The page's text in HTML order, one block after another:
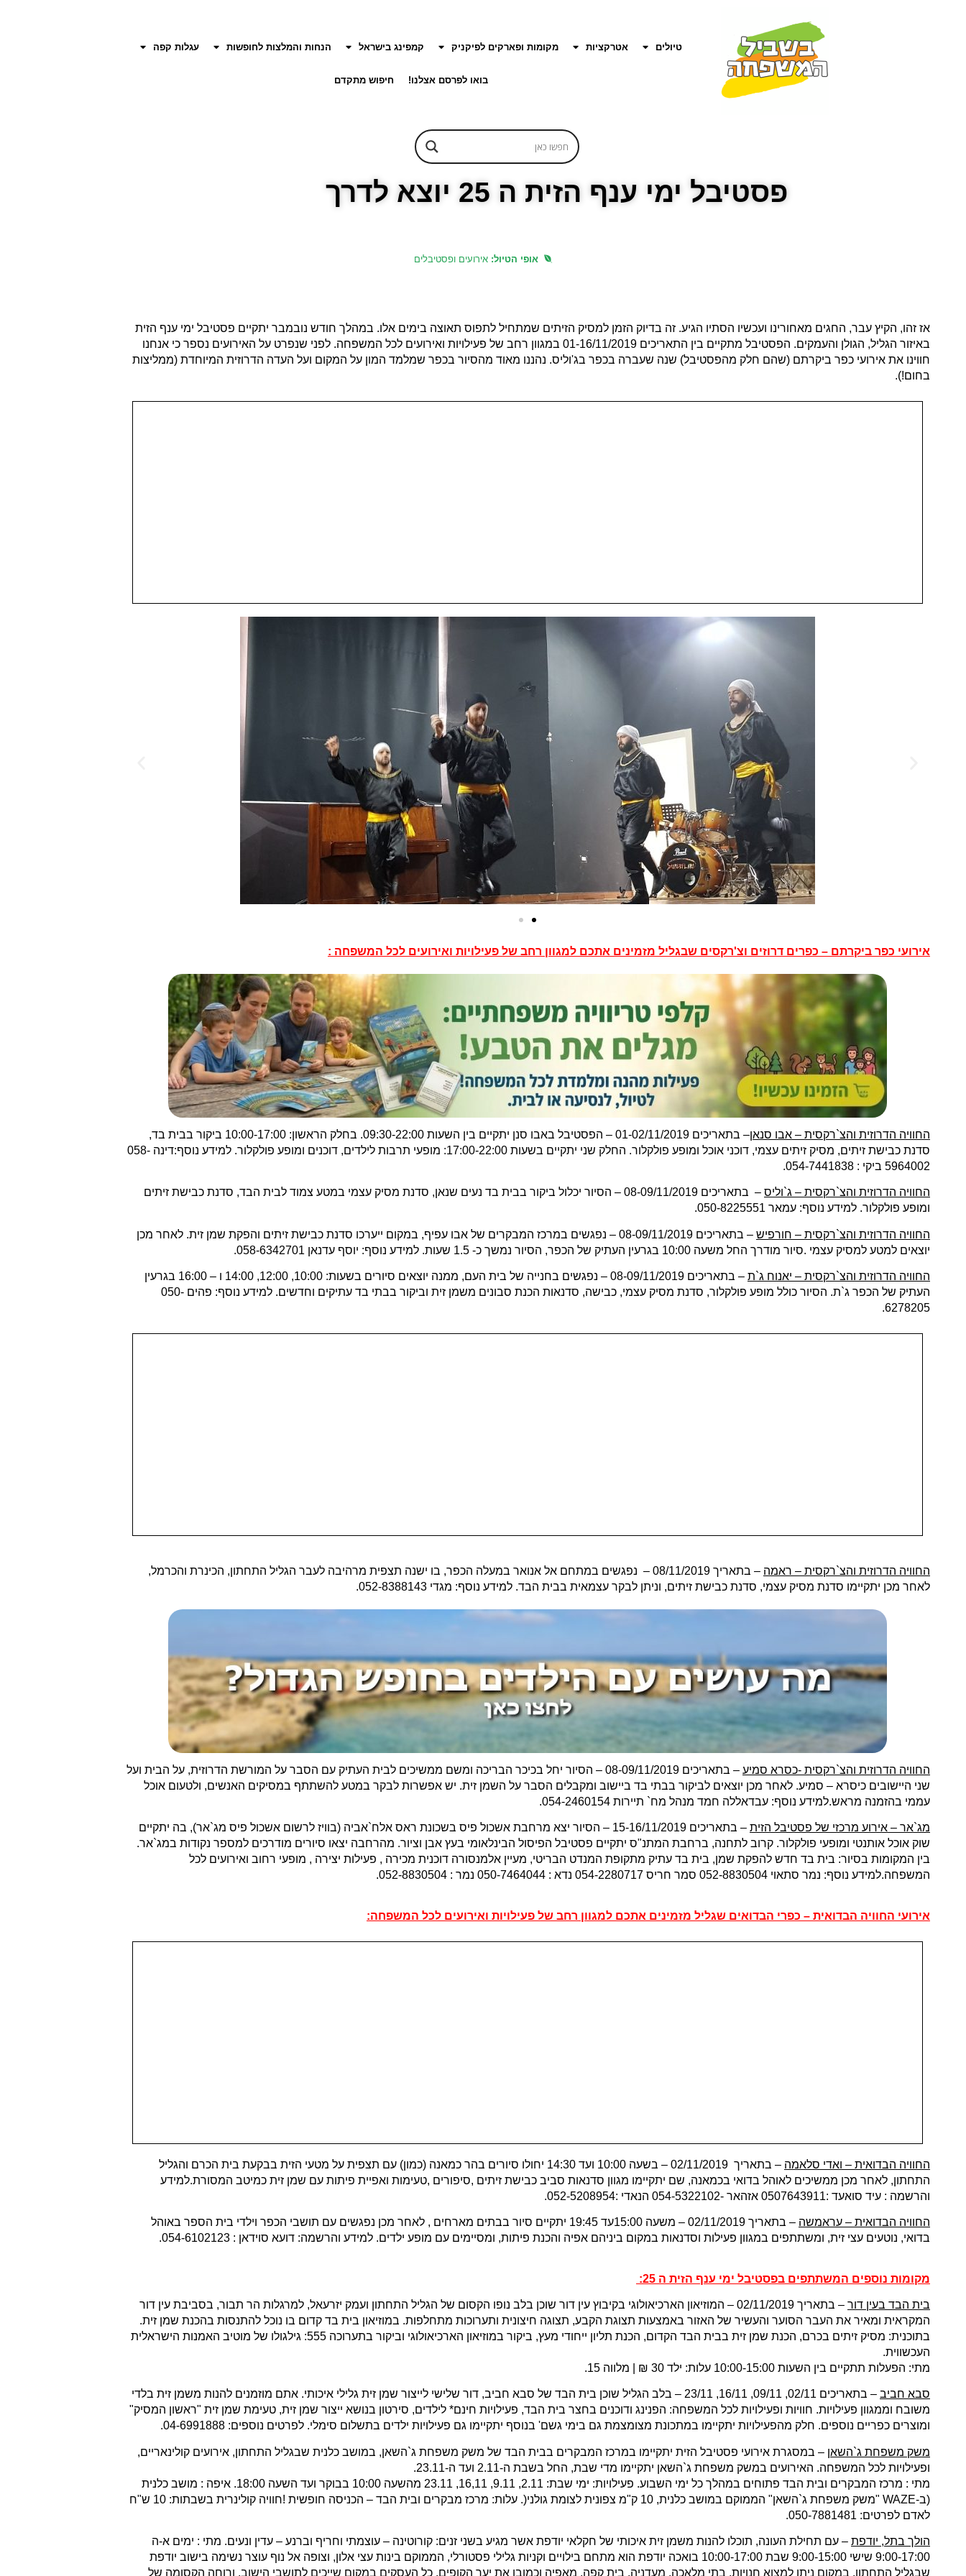
טיולים אטרקציות מקומות ופארקים לפיקניק קמפינג בישראל הנחות והמלצות לחופשות עגלות קפה
בואו לפרסם אצלנו! חיפוש מתקדם
פסטיבל ימי ענף הזית ה 25 יוצא לדרך
אופי הטיול: אירועים ופסטיבלים
אז זהו, הקיץ עבר, החגים מאחורינו ועכשיו הסתיו הגיע. זה בדיוק הזמן למסיק הזיתים שמתחיל לתפוס תאוצה בימים אלו. במהלך חודש נובמבר יתקיים פסטיבל ימי ענף הזית
באיזור הגליל, הגולן והעמקים. הפסטיבל מתקיים בין התאריכים 01-16/11/2019 במגוון רחב של פעילויות ואירועים לכל המשפחה. לפני שנפרט על האירועים נספר כי אנחנו
חווינו את אירועי כפר ביקרתם (שהם חלק מהפסטיבל) שנה שעברה בכפר בג'וליס. נהננו מאוד מהסיור בכפר שמלמד המון על המקום ועל העדה הדרוזית המיוחדת (ממליצות
בחום!).
אירועי כפר ביקרתם – כפרים דרוזים וצ'רקסים שבגליל מזמינים אתכם למגוון רחב של פעילויות ואירועים לכל המשפחה :
החוויה הדרוזית והצ`רקסית – אבו סנאן
– בתאריכים 01-02/11/2019 – הפסטיבל באבו סנן יתקיים בין השעות 09:30-22:00. בחלק הראשון: 10:00-17:00 ביקור בבית בד,
סדנת כבישת זיתים, מסיק זיתים עצמי, דוכני אוכל ומופע פולקלור. החלק שני יתקיים בשעות 17:00-22:00: מופעי תרבות לילדים, דוכנים ומופע פולקלור. למידע נוסף:דינה 058-
5964002 ביקי : 054-7441838.
החוויה הדרוזית והצ`רקסית – ג`וליס
– בתאריכים 08-09/11/2019 – הסיור יכלול ביקור בבית בד נעים שנאן, סדנת מסיק עצמי במטע צמוד לבית הבד, סדנת כבישת זיתים
ומופע פולקלור. למידע נוסף: עמאר 050-8225551.
החוויה הדרוזית והצ`רקסית – חורפיש
– בתאריכים 08-09/11/2019 – נפגשים במרכז המבקרים של אבו עפיף, במקום ייערכו סדנת כבישת זיתים והפקת שמן זית. לאחר מכן
יוצאים למטע למסיק עצמי .סיור מודרך החל משעה 10:00 בגרעין העתיק של הכפר, הסיור נמשך כ- 1.5 שעות. למידע נוסף: יוסף עדנאן 058-6342701.
החוויה הדרוזית והצ`רקסית – יאנוח ג`ת
– בתאריכים 08-09/11/2019 – נפגשים בחנייה של בית העם, ממנה יוצאים סיורים בשעות: 10:00, 12:00, 14:00 ו – 16:00 בגרעין
העתיק של הכפר ג`ת. הסיור כולל מופע פולקלור, סדנת מסיק עצמי, כבישה, סדנאות הכנת סבונים משמן זית וביקור בבתי בד עתיקים וחדשים. למידע נוסף: פהים 050-
6278205.
החוויה הדרוזית והצ`רקסית – ראמה
– בתאריך 08/11/2019 – נפגשים במתחם אל אנואר במעלה הכפר, בו ישנה תצפית מרהיבה לעבר הגליל התחתון, הכינרת והכרמל,
לאחר מכן יתקיימו סדנת מסיק עצמי, סדנת כבישת זיתים, וניתן לבקר עצמאית בבית הבד. למידע נוסף: מגדי 052-8388143.
החוויה הדרוזית והצ`רקסית -כסרא סמיע
– בתאריכים 08-09/11/2019 – הסיור יחל בכיכר הבריכה ומשם ממשיכים לבית העתיק עם הסבר על המורשת הדרוזית, על הבית ועל
שני היישובים כיסרא – סמיע. לאחר מכן יוצאים לביקור בבתי בד ביישוב ומקבלים הסבר על השמן זית. יש אפשרות לבקר במטע להשתתף במסיקים האנשים, ולטעום אוכל
עממי בהזמנה מראש.למידע נוסף: עבדאללה חמד מנהל מח` תיירות 054-2460154.
מג`אר – אירוע מרכזי של פסטיבל הזית
– בתאריכים 15-16/11/2019 – הסיור יצא מרחבת אשכול פיס בשכונת ראס אלח`אביה (בוויז לרשום אשכול פיס מג`אר), בה יתקיים
שוק אוכל אותנטי ומופעי פולקלור. קרוב לתחנה, ברחבת המתנ"ס יתקיים פסטיבל הפיסול הבינלאומי בעץ אבן וציור. מהרחבה יצאו סיורים מודרכים למספר נקודות במג`אר.
בין המקומות בסיור: בית בד חדש להפקת שמן, בית בד עתיק מתקופת המנדט הבריטי, מעיין אלמנסורה דוכנית מכירה , פעילות יצירה , מופעי רחוב ואירועים לכל
המשפחה.למידע נוסף: נמר סתאוי 052-8830504 סמר חריס 054-2280717 נדא : 050-7464044 נמר : 052-8830504.
אירועי החוויה הבדואית – כפרי הבדואים שגליל מזמינים אתכם למגוון רחב של פעילויות ואירועים לכל המשפחה:
החוויה הבדואית – ואדי סלאמה
– בתאריך 02/11/2019 – בשעה 10:00 ועד 14:30 יחולו סיורים בהר כמאנה (כמון) עם תצפית על מטעי הזית בבקעת בית הכרם והגליל
התחתון, לאחר מכן ממשיכים לאוהל בדואי בכמאנה, שם יתקיימו מגוון סדנאות סביב כבישת זיתים ,סיפורים ,טעימות ואפיית פיתות עם שמן זית כמיטב המסורת.למידע
והרשמה : עיד סואעד :0507643911 אזהאר -054-5322102 הנאדי :052-5208954.
החוויה הבדואית – עראמשה
– בתאריך 02/11/2019 – משעה 15:00עד 19:45 יתקיים סיור בבתים מארחים , לאחר מכן נפגשים עם תושבי הכפר וילדי בית הספר באוהל
בדואי, נוטעים עצי זית, ומשתתפים במגוון פעילות וסדנאות במקום ביניהם אפיה והכנת פיתות, ומסיימים עם מופע ילדים. למידע והרשמה: דועא סוידאן : 054-6102123.
מקומות נוספים המשתתפים בפסטיבל ימי ענף הזית ה 25:
בית הבד בעין דור
– בתאריך 02/11/2019 – המוזיאון הארכיאולוגי בקיבוץ עין דור שוכן בלב נופו הקסום של הגליל התחתון ועמק יזרעאל, למרגלות הר תבור, בסביבת עין דור
המקראית ומאיר את העבר הסוער והעשיר של האזור באמצעות תצוגת הקבע, תצוגה חיצונית ותערוכות מתחלפות. במוזיאון בית בד קדום בו נוכל להתנסות בהכנת שמן זית.
בתוכנית: מסיק זיתים בכרם, הכנת שמן זית בבית הבד הקדום, הכנת תליון ייחודי מעץ, ביקור במוזיאון הארכיאולוגי וביקור בתערוכה 555: גילגולו של מוטיב האמנות הישראלית
העכשווית.
מתי: הפעלות תתקיים בין השעות 10:00-15:00 עלות: ילד 30 ₪ | מלווה 15.
סבא חביב
– בתאריכים 02/11, 09/11, 16/11, 23/11 – בלב הגליל שוכן בית הבד של סבא חביב, דור שלישי לייצור שמן זית גלילי איכותי. אתם מוזמנים להנות משמן זית בלדי
משובח וממגוון פעילויות. חוויות ופעילויות לכל המשפחה: הפנינג ודוכנים בחצר בית הבד, פעילויות חינם* לילדים, סירטון בנושא ייצור שמן זית, טעימת שמן זית "ראשון המסיק"
ומוצרים כפריים נוספים. חלק מהפעילויות יתקיימו במתכונת מצומצמת גם בימי גשם' בנוסף יתקיימו גם פעילויות ילדים בתשלום סימלי. לפרטים נוספים: 04-6991888.
משק משפחת ג`השאן – במסגרת אירועי פסטיבל הזית יתקיימו במרכז המבקרים בבית הבד של משק משפחת ג`השאן, במושב כלנית שבגליל התחתון, אירועים קולינאריים,
ופעילויות לכל המשפחה. האירועים במשק משפחת ג`השאן יתקיימו מדי שבת, החל בשבת ה-2.11 ועד ה-23.11.
מתי : מרכז המבקרים ובית הבד פתוחים במהלך כל ימי השבוע. פעילויות: ימי שבת: 2.11, 9.11, 16,11, 23.11 מהשעה 10:00 בבוקר ועד השעה 18:00. איפה : מושב כלנית
(ב-WAZE "משק משפחת ג`השאן" הממוקם במושב כלנית, 10 ק"מ צפונית לצומת גולני(. עלות: מרכז מבקרים ובית הבד – הכניסה חופשית !חוויה קולינרית בשבתות: 10 ש"ח
לאדם לפרטים: 050-7881481.
הולך בתל, יודפת – עם תחילת העונה, תוכלו להנות משמן זית איכותי של חקלאי יודפת אשר מגיע בשני זנים: קורוטינה – עוצמתי וחריף וברנע – עדין ונעים. מתי : ימים א-ה
9:00-17:00 שישי 9:00-15:00 שבת 10:00-17:00 בואכה יודפת הוא מתחם בילויים וקניות גלילי פסטורלי, הממוקם בינות עצי אלון, וצופה אל נוף עוצר נשימה בישוב יודפת
שבגליל התחתון. במקום ניתן למצוא חנויות, בתי מלאכה, מעדניה, בית קפה, מאפיה וכמובן את יער הקופים. כל העסקים במקום שייכים לתושבי הישוב, ורוחה הקסומה של